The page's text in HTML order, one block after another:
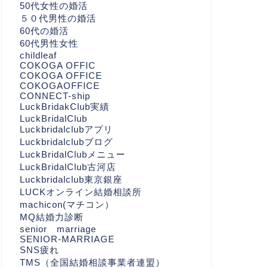
50代女性の婚活
５０代男性の婚活
60代の婚活
60代男性女性
childleaf
COKOGA OFFIC
COKOGA OFFICE
COKOGAOFFICE
CONNECT-ship
LuckBridakClub実績
LuckBridalClub
Luckbridalclubアプリ
Luckbridalclubブログ
LuckBridalClubメニュー
LuckBridalClub古河店
Luckbridalclub東京銀座
LUCKオンライン結婚相談所
machicon(マチコン）
MQ結婚力診断
senior marriage
SENIOR-MARRIAGE
SNS疲れ
TMS（全国結婚相談事業者連盟）